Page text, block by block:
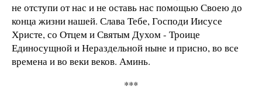
не отступи от нас и не оставь нас помощью Своею до
конца жизни нашей. Слава Тебе, Господи Иисусе
Христе, со Отцем и Святым Духом - Троице
Единосущной и Нераздельной ныне и присно, во все
времена и во веки веков. Аминь.
***